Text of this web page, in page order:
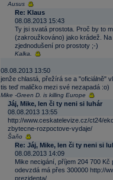
Ausus
Re: Klaus
08.08.2013 15:43
Ty jsi svatá prostota. Proč by to
(zakroužkováno) jako krádež.
zjednodušení pro prostoty ;-)
Kalka.
08.08.2013 13:50
jenže chlastá, přežírá se a "oficiálně"
tis teď maličko mezi své nezapadá :o)
Mike -Green D. is killing Europe
Jáj, Mike, len či ty neni si luhár
08.08.2013 13:55
http://www.ceskatelevize.cz/ct24/
zbytecne-rozpoctove-vydaje/
Šaňo
Re: Jáj, Mike, len či ty neni si
08.08.2013 14:09
Mike necigání, příjem 204 700
odevzdá má přes 300000 http://
prezidenta/